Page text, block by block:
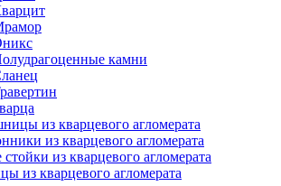
камни
из кварцевого агломерата
из кварцевого агломерата
из кварцевого агломерата
из кварцевого агломерата